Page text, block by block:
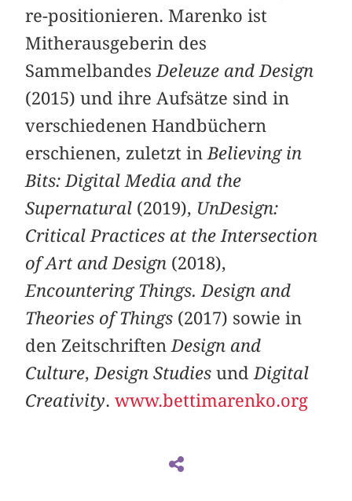
re-positionieren. Marenko ist
Mitherausgeberin des
Sammelbandes Deleuze and Design
(2015) und ihre Aufsätze sind in
verschiedenen Handbüchern
erschienen, zuletzt in Believing in
Bits: Digital Media and the
Supernatural (2019), UnDesign:
Critical Practices at the Intersection
of Art and Design (2018),
Encountering Things. Design and
Theories of Things (2017) sowie in
den Zeitschriften Design and
Culture, Design Studiesund Digital
Creativity.www.bettimarenko.org